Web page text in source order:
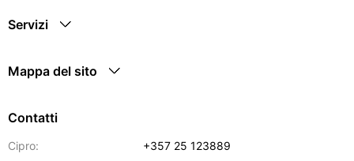
Servizi
Mappa del sito
Contatti
Cipro:
+357 25 123889